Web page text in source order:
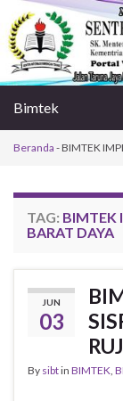
Bimtek
Beranda -BIMTEK
TAG: BIMTEK
BARAT DAYA
JUN
03
By sibtin BIMTEK,